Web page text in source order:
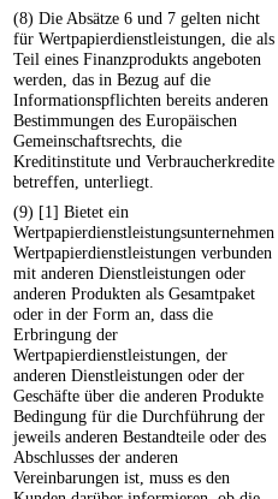
(8) Die Absätze 6 und 7 gelten nicht
für Wertpapierdienstleistungen, die als
Teil eines Finanzprodukts angeboten
werden, das in Bezug auf die
Informationspflichten bereits anderen
Bestimmungen des Europäischen
Gemeinschaftsrechts, die
Kreditinstitute und Verbraucherkredite
betreffen, unterliegt.
(9) [1] Bietet ein
Wertpapierdienstleistungsunternehmen
Wertpapierdienstleistungen verbunden
mit anderen Dienstleistungen oder
anderen Produkten als Gesamtpaket
oder in der Form an, dass die
Erbringung der
Wertpapierdienstleistungen, der
anderen Dienstleistungen oder der
Geschäfte über die anderen Produkte
Bedingung für die Durchführung der
jeweils anderen Bestandteile oder des
Abschlusses der anderen
Vereinbarungen ist, muss es den